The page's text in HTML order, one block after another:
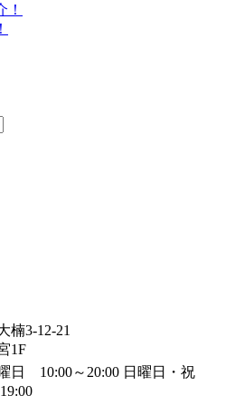
楠3-12-21
1F
日 10:00～20:00 日曜日・祝